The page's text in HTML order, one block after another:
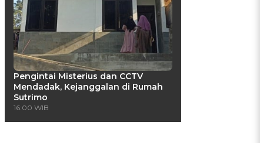
Pengintai Misterius dan CCTV
Mendadak, Kejanggalan di Rumah
Sutrimo
16:00 WIB